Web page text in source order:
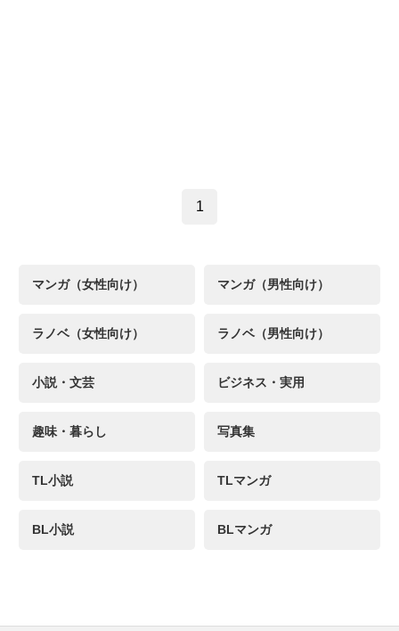
1
マンガ（女性向け） マンガ（男性向け）
ラノベ（女性向け） ラノベ（男性向け）
小説・文芸 ビジネス・実用
趣味・暮らし 写真集
TL小説 TLマンガ
BL小説 BLマンガ